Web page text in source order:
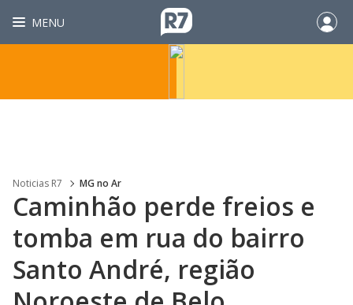
MENU
Noticias R7 MG no Ar
Caminhão perde freios e
tomba em rua do bairro
Santo André, região